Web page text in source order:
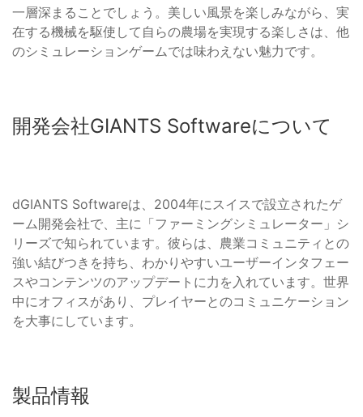
一層深まることでしょう。美しい風景を楽しみながら、実
在する機械を駆使して自らの農場を実現する楽しさは、他
のシミュレーションゲームでは味わえない魅力です。
開発会社GIANTS Softwareについて
dGIANTS Softwareは、2004年にスイスで設立されたゲ
ーム開発会社で、主に「ファーミングシミュレーター」シ
リーズで知られています。彼らは、農業コミュニティとの
強い結びつきを持ち、わかりやすいユーザーインタフェー
スやコンテンツのアップデートに力を入れています。世界
中にオフィスがあり、プレイヤーとのコミュニケーション
を大事にしています。
製品情報